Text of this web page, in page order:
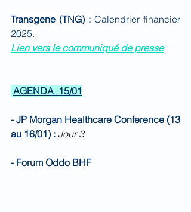
Transgene (TNG) : Calendrier financier
2025.
Lien vers le communiqué de presse
AGENDA  15/01
- JP Morgan Healthcare Conference (13
au 16/01) : Jour 3
- Forum Oddo BHF